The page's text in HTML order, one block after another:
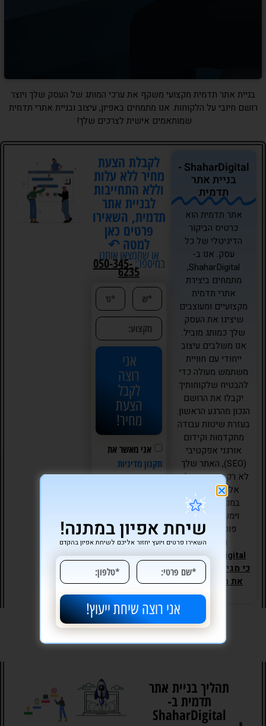
בניית אתר תדמית מקצועי משקף את ערכי המותג של העסק שלך ויוצר
רושם חיובי על הלקוחות. אנו מתמחים באפיון, עיצוב ובניית אתרי תדמית
שמותאמים אישית לצרכים שלך!
ShaharDigital -
בניית אתר
תדמית
אתר תדמית הוא
כרטיס הביקור
הדיגיטלי של כל
עסק. אנו ב-
ShaharDigital,
מתמחים ביצירת
אתרי תדמית
מקצועיים ומעוצבים
שיציגו את העסק
שלך כמותג מוביל.
אנו משלבים עיצוב
ייחודי עם חוויית
משתמש מעולה כדי
להבטיח שלקוחותיך
יקבלו את הרושם
הנכון מהרגע הראשון.
בעזרת שיטות עבודה
מתקדמות וקידום
אורגני אפקטיבי
(SEO), האתר שלך
לא רק ייראה מעולה,
אלא גם יבלוט
במנועי החיפוש
וימשוך לקוחות
פוטנציאליים
חדשים.
ShaharDigital –
כי מגיע לעסק שלך
את הטוב ביותר.
לקבלת הצעת
מחיר ללא עלות
וללא התחייבות
לבניית אתר
תדמית, השאירו
פרטים כאן
למטה ↶
או שתמצאו אותנו
במיספר:050-345-
6235
אני מאשר את
תקנון מדיניות
ופרטיות של האתר
אני
רוצה
לקבל
הצעת
מחיר!
תהליך בניית אתר
תדמית ב-
ShaharDigital
שיחת אפיון במתנה!
השאירו פרטים ויועץ יחזור אליכם לשיחת אפיון בהקדם
אני רוצה שיחת ייעוץ!